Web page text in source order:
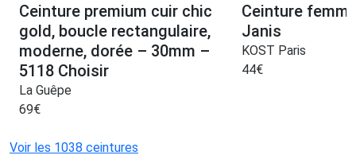
Ceinture premium cuir chic
gold, boucle rectangulaire,
moderne, dorée – 30mm –
5118 Choisir
La Guêpe
69€
Ceinture
Janis
KOST Paris
44€
Voir les 1038 ceintures